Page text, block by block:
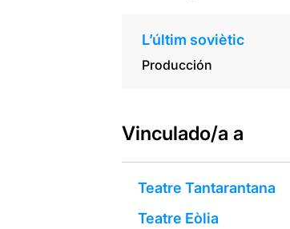
L’últim soviètic
Producción
Vinculado/a a
Teatre Tantarantana
Teatre Eòlia